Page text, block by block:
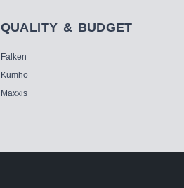
QUALITY & BUDGET
Falken
Kumho
Maxxis